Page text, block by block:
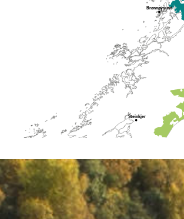
Trondheim
Steinkjer
Brønnøysund